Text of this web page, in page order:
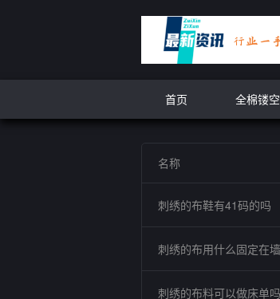
首页 全棉镂
名称
刺绣的布鞋有41码的吗
刺绣的布用什么固定在
刺绣的布料可以做床单吗